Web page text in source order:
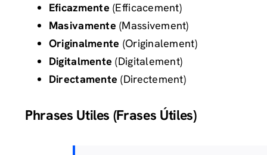
Eficazmente (Efficacement)
Masivamente (Massivement)
Originalmente (Originalement)
Digitalmente (Digitalement)
Directamente (Directement)
Phrases Utiles (Frases Útiles)